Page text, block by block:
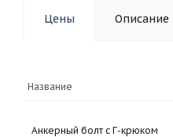
Цены Описание
Название
Анкерный болт с Г-крюком